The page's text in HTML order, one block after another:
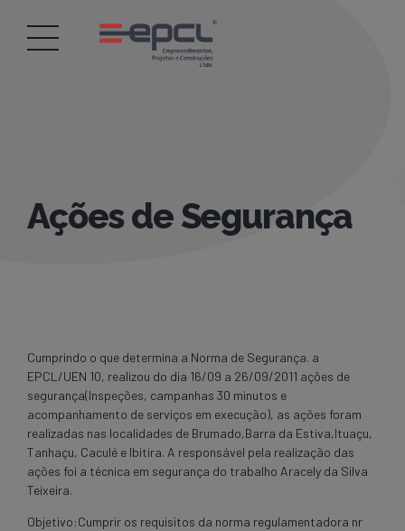
Ações de Segurança
Cumprindo o que determina a Norma de Segurança. a
EPCL/UEN 10, realizou do dia 16/09 a 26/09/2011 ações de
segurança(Inspeções, campanhas 30 minutos e
acompanhamento de serviços em execução), as ações foram
realizadas nas localidades de Brumado,Barra da Estiva,Ituaçu,
Tanhaçu, Caculé e Ibitira. A responsável pela realização das
ações foi a técnica em segurança do trabalho Aracely da Silva
Teixeira.
Objetivo:Cumprir os requisitos da norma regulamentadora nr